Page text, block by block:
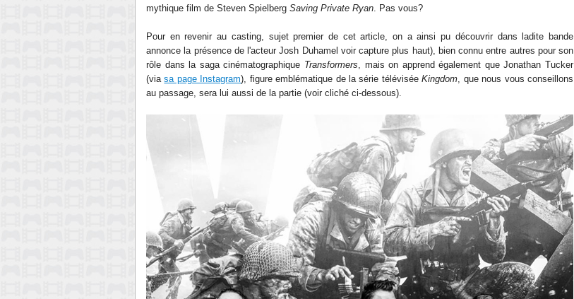
mythique film de Steven Spielberg Saving Private Ryan. Pas vous?
Pour en revenir au casting, sujet premier de cet article, on a ainsi pu découvrir dans ladite bande
annonce la présence de l'acteur Josh Duhamel voir capture plus haut), bien connu entre autres pour son
rôle dans la saga cinématographique Transformers, mais on apprend également que Jonathan Tucker
(viasa page Instagram), figure emblématique de la série téléviséeKingdom, que nous vous conseillons
au passage, sera lui aussi de la partie (voir cliché ci-dessous).